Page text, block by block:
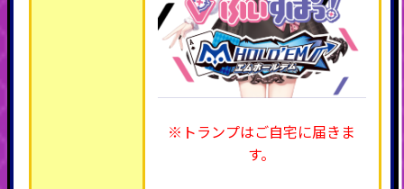
※トランプはご自宅に届きま
す。